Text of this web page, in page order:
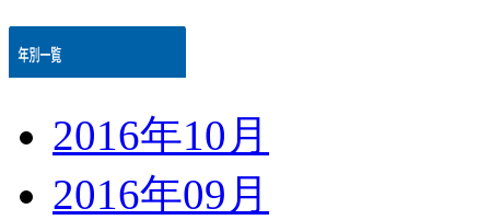
2016年10月
2016年09月